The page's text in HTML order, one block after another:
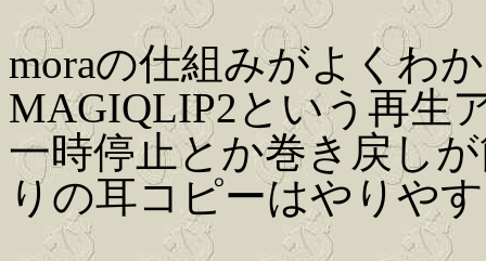
moraの仕組みがよくわ
MAGIQLIP2という再生
一時停止とか巻き戻し
りの耳コピーはやりや